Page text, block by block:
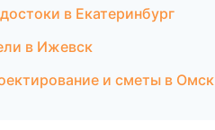
в Екатеринбург
в Ижевск
и сметы в Омск